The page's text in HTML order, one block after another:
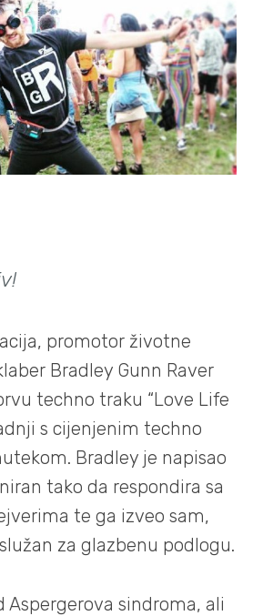
promotor životne
Bradley Gunn Raver
techno traku “Love Life
s cijenjenim techno
Bradley je napisao
tako da respondira sa
te ga izveo sam,
za glazbenu podlogu.
Aspergerova sindroma, ali